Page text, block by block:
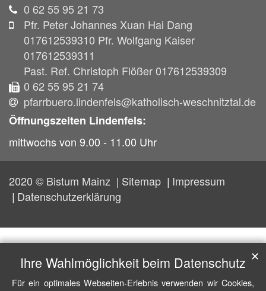
0 62 55 95 21 73
Pfr. Peter Johannes Xuan Hai Dang
017612539310 Pfr. Wolfgang Kaiser
017612539311
Past. Ref. Christoph Flößer 017612539309
0 62 55 95 21 74
pfarrbuero.lindenfels@katholisch-weschnitztal.de
Öffnungszeiten Lindenfels:
mittwochs von 9.00 - 11.00 Uhr
2020 © Bistum Mainz Sitemap
Impressum
Datenschutzerklärung
Ihre Wahlmöglichkeit beim Datenschutz
Für ein optimales Webseiten-Erlebnis verwenden wir Cookies,
✕